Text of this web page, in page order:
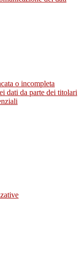
o incompleta
dati da parte dei titolari